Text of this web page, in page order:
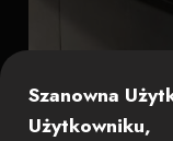
Szanowna
Użytkowniku,